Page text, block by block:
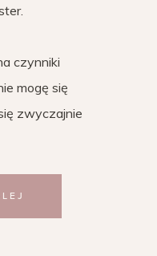
czynniki
mogę się
zwyczajnie